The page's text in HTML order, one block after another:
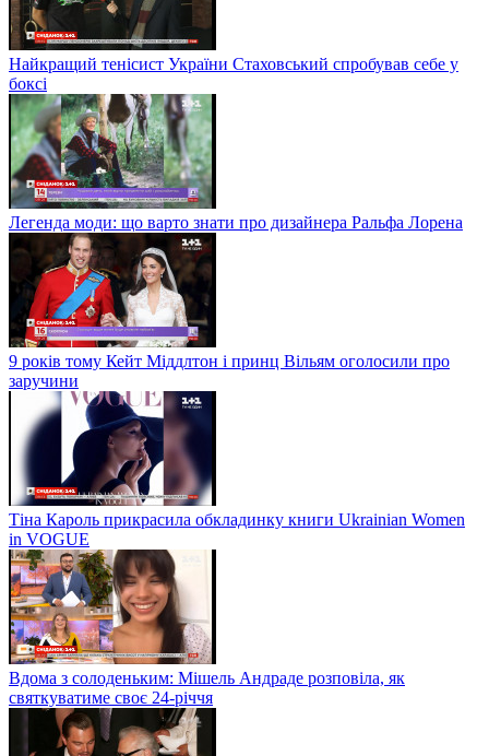
Найкращий тенісист України Стаховський спробував себе у
боксі
Легенда моди: що варто знати про дизайнера Ральфа Лорена
9 років тому Кейт Міддлтон і принц Вільям оголосили про
заручини
Тіна Кароль прикрасила обкладинку книги Ukrainian Women
in VOGUE
Вдома з солоденьким: Мішель Андраде розповіла, як
святкуватиме своє 24-річчя